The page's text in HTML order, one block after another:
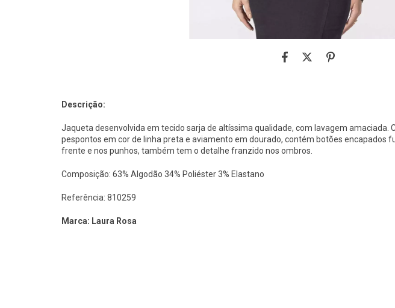
Descrição:
Jaqueta desenvolvida em tecido sarja de altíssima qualidade, com lavagem amaciada.
pespontos em cor de linha preta e aviamento em dourado, contém botões encapados
frente e nos punhos, também tem o detalhe franzido nos ombros.
Composição: 63% Algodão 34% Poliéster 3% Elastano
Referência: 810259
Marca: Laura Rosa